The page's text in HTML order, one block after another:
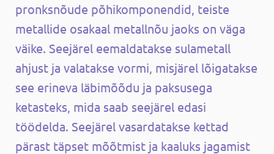
pronksnõude põhikomponendid, teiste
metallide osakaal metallnõu jaoks on väga
väike. Seejärel eemaldatakse sulametall
ahjust ja valatakse vormi, misjärel lõigatakse
see erineva läbimõõdu ja paksusega
ketasteks, mida saab seejärel edasi
töödelda. Seejärel vasardatakse kettad
pärast täpset mõõtmist ja kaaluks jagamist